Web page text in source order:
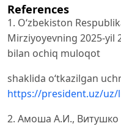
References
1. O‘zbekiston
Mirziyoyevning 2025-
bilan ochiq muloqot
shaklida o‘tkazilgan
https://president.uz/uz/
2. Амоша А.И., Витушко